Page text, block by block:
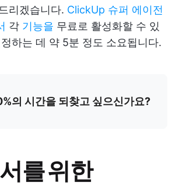
리겠습니다. ClickUp 슈퍼 에이전
각 기능을 무료로 활성화할 수 있
하는 데 약 5분 정도 소요됩니다.
의 시간을 되찾고 싶으신가요?
를 위한